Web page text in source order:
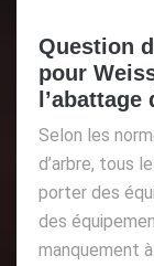
Question
pour
l’abattage
Selon les
d’arbre, tous
porter des
des
manquement